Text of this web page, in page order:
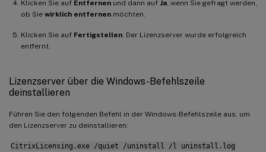
Klicken Sie auf Entfernen und dann auf Ja , wenn Sie gefragt werden,
ob Sie wirklich entfernen möchten.
Klicken Sie auf Fertigstellen . Der Lizenzserver wurde erfolgreich
entfernt.
Lizenzserver über die Windows-Befehlszeile
deinstallieren
Führen Sie den folgenden Befehl in der Windows-Befehlszeile aus, um
den Lizenzserver zu deinstallieren:
CitrixLicensing.exe /quiet /uninstall /l uninstall.log